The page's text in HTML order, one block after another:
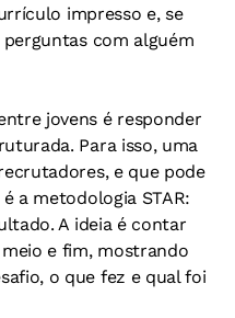
impresso e, se
perguntas com alguém
jovens é responder
Para isso, uma
e que pode
a metodologia STAR:
A ideia é contar
e fim, mostrando
o que fez e qual foi